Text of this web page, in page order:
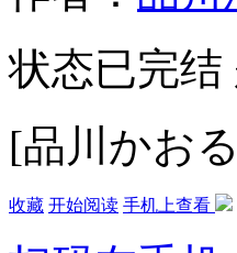
状态已完结
[品川かお
收藏 开始阅读 手机上查看